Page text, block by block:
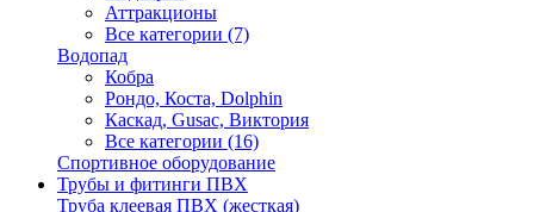
Аттракционы
Все категории (7)
Водопад
Кобра
Рондо, Коста, Dolphin
Каскад, Gusac, Виктория
Все категории (16)
Спортивное оборудование
Трубы и фитинги ПВХ
Труба клеевая ПВХ (жесткая)